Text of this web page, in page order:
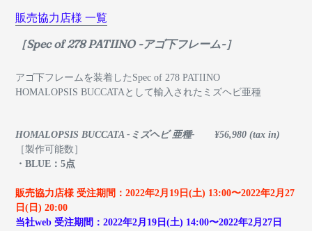
販売協力店様 一覧
［Spec of 278 PATIINO -アゴ下フレーム-］
アゴ下フレームを装着したSpec of 278 PATIINO
HOMALOPSIS BUCCATAとして輸入されたミズヘビ亜種
HOMALOPSIS BUCCATA -ミズヘビ 亜種- ¥56,980 (tax in)
［製作可能数］
・BLUE ：5点
販売協力店様 受注期間：2022年2月19日(土) 13:00〜2022年2月27
日(日) 20:00
当社web 受注期間：2022年2月19日(土) 14:00〜2022年2月27日